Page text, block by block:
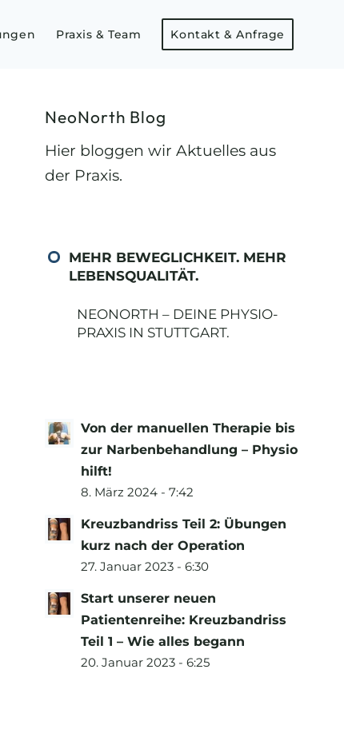
Praxis & Team Kontakt & Anfrage
NeoNorth Blog
Hier bloggen wir Aktuelles aus
der Praxis.
MEHR BEWEGLICHKEIT. MEHR
LEBENSQUALITÄT.
NEONORTH – DEINE PHYSIO-
PRAXIS IN STUTTGART.
Von der manuellen Therapie bis
zur Narbenbehandlung – Physio
hilft!
8. März 2024 - 7:42
Kreuzbandriss Teil 2: Übungen
kurz nach der Operation
27. Januar 2023 - 6:30
Start unserer neuen
Patientenreihe: Kreuzbandriss
Teil 1 – Wie alles begann
20. Januar 2023 - 6:25